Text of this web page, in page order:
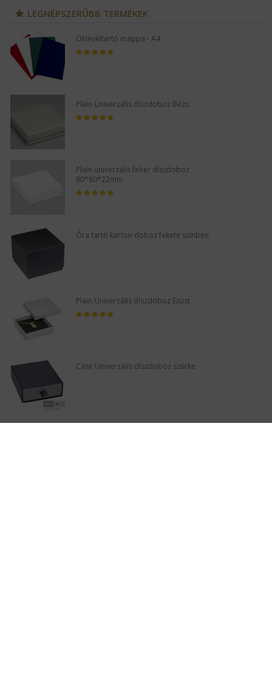
LEGNÉPSZERŰBB TERMÉKEK
Oklevéltartó mappa - A4
Plain Univerzális díszdoboz Bézs
Plain univerzális fehér díszdoboz
80*80*22mm
Óra tartó karton doboz fekete színben
Plain Univerzális díszdoboz Ezüst
Case Univerzális díszdoboz szürke